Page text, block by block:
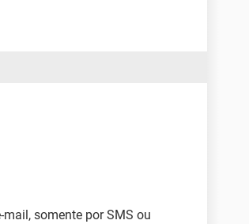
somente por SMS ou